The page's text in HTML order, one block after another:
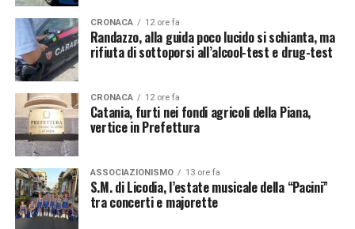
CRONACA 12 ore fa
Randazzo, alla guida poco lucido si schianta, ma
rifiuta di sottoporsi all’alcool-test e drug-test
CRONACA 12 ore fa
Catania, furti nei fondi agricoli della Piana,
vertice in Prefettura
ASSOCIAZIONISMO 13 ore fa
S.M. di Licodia, l’estate musicale della “Pacini”
tra concerti e majorette